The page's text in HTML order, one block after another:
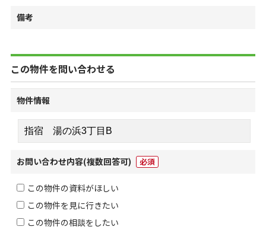
備考
この物件を問い合わせる
物件情報
お問い合わせ内容(複数回答可) 必須
この物件の資料がほしい
この物件を見に行きたい
この物件の相談をしたい